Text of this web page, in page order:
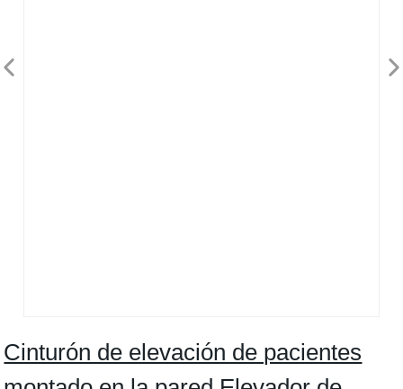
Cinturón de elevación de pacientes